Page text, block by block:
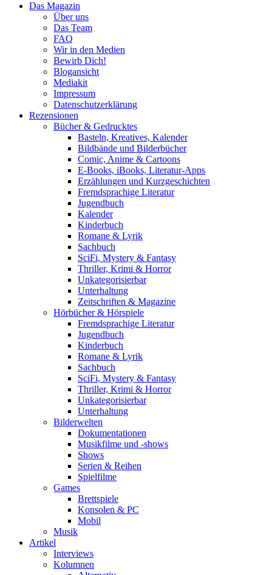
Das Magazin
Über uns
Das Team
FAQ
Wir in den Medien
Bewirb Dich!
Blogansicht
Mediakit
Impressum
Datenschutzerklärung
Rezensionen
Bücher & Gedrucktes
Basteln, Kreatives, Kalender
Bildbände und Bilderbücher
Comic, Anime & Cartoons
E-Books, iBooks, Literatur-Apps
Erzählungen und Kurzgeschichten
Fremdsprachige Literatur
Jugendbuch
Kalender
Kinderbuch
Romane & Lyrik
Sachbuch
SciFi, Mystery & Fantasy
Thriller, Krimi & Horror
Unkategorisierbar
Unterhaltung
Zeitschriften & Magazine
Hörbücher & Hörspiele
Fremdsprachige Literatur
Jugendbuch
Kinderbuch
Romane & Lyrik
Sachbuch
SciFi, Mystery & Fantasy
Thriller, Krimi & Horror
Unkategorisierbar
Unterhaltung
Bilderwelten
Dokumentationen
Musikfilme und -shows
Shows
Serien & Reihen
Spielfilme
Games
Brettspiele
Konsolen & PC
Mobil
Musik
Artikel
Interviews
Kolumnen